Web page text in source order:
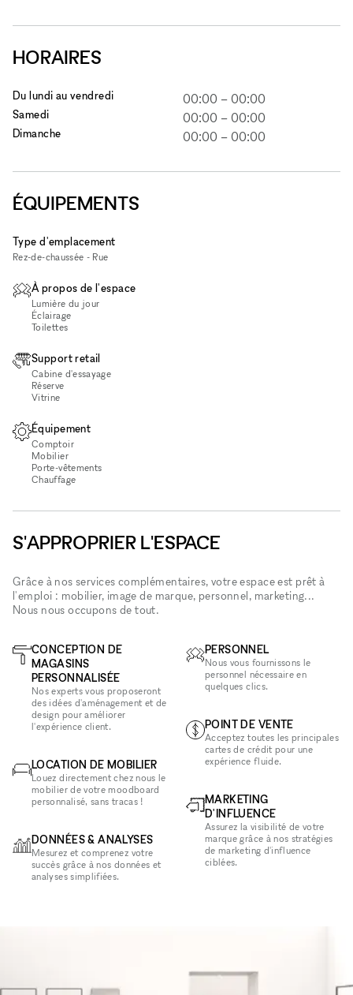
HORAIRES
Du lundi au vendredi 00:00 – 00:00
Samedi 00:00 – 00:00
Dimanche 00:00 – 00:00
ÉQUIPEMENTS
Type d'emplacement
Rez-de-chaussée - Rue
À propos de l'espace
Lumière du jour
Éclairage
Toilettes
Support retail
Cabine d'essayage
Réserve
Vitrine
Équipement
Comptoir
Mobilier
Porte-vêtements
Chauffage
S'APPROPRIER L'ESPACE
Grâce à nos services complémentaires, votre espace est prêt à
l'emploi : mobilier, image de marque, personnel, marketing...
Nous nous occupons de tout.
CONCEPTION DE
MAGASINS
PERSONNALISÉE
Nos experts vous proposeront
des idées d'aménagement et de
design pour améliorer
l'expérience client.
LOCATION DE MOBILIER
Louez directement chez nous le
mobilier de votre moodboard
personnalisé, sans tracas !
DONNÉES & ANALYSES
Mesurez et comprenez votre
succès grâce à nos données et
analyses simplifiées.
PERSONNEL
Nous vous fournissons le
personnel nécessaire en
quelques clics.
POINT DE VENTE
Acceptez toutes les principales
cartes de crédit pour une
expérience fluide.
MARKETING
D'INFLUENCE
Assurez la visibilité de votre
marque grâce à nos stratégies
de marketing d'influence
ciblées.